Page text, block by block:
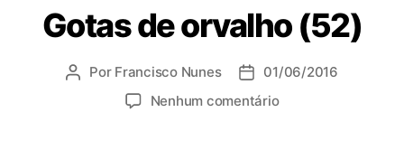
a
Gotas de orvalho (52)
A Por Francisco Nunes
D
a
01/06/2016
Nenhum comentárioe